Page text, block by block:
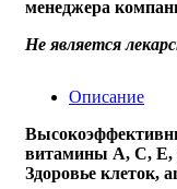
менеджера
Не является
Описание
витамины A, C, E,
Здоровье клеток,